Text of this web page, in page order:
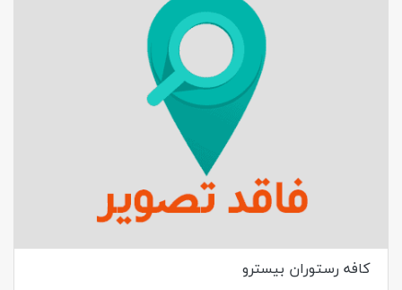
کافه رستوران بیسترو